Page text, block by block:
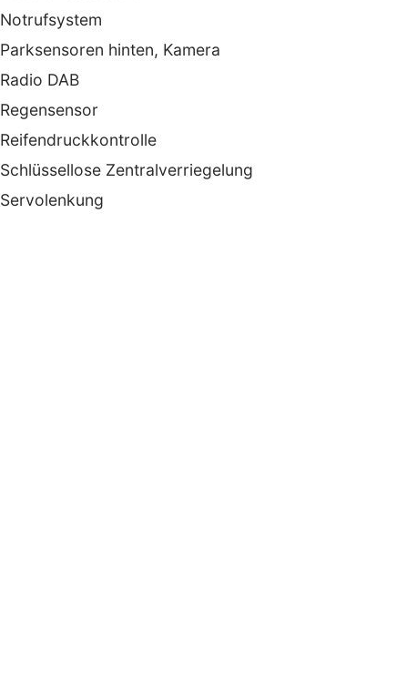
Notrufsystem
Parksensoren hinten, Kamera
Radio DAB
Regensensor
Reifendruckkontrolle
Schlüssellose Zentralverriegelung
Servolenkung